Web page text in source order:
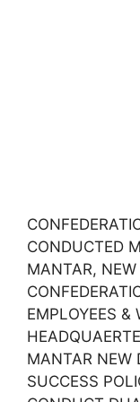
CONDUCTED
MANTAR,
EMPLOYEES &
MANTAR NEW
SUCCESS